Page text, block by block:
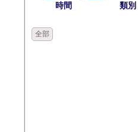
時間 類別
全部